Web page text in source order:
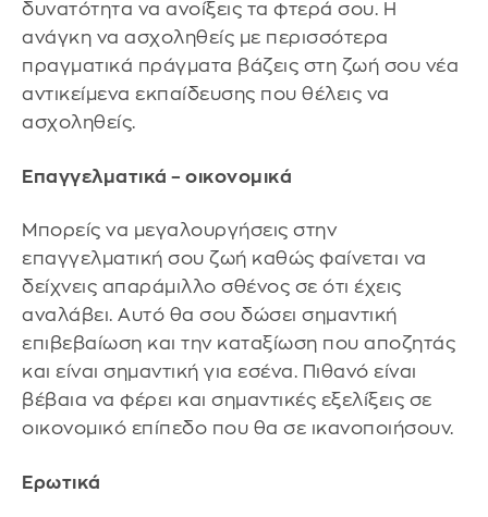
δυνατότητα να ανοίξεις τα φτερά σου. Η
ανάγκη να ασχοληθείς με περισσότερα
πραγματικά πράγματα βάζεις στη ζωή σου νέα
αντικείμενα εκπαίδευσης που θέλεις να
ασχοληθείς.
Επαγγελματικά – οικονομικά
Μπορείς να μεγαλουργήσεις στην
επαγγελματική σου ζωή καθώς φαίνεται να
δείχνεις απαράμιλλο σθένος σε ότι έχεις
αναλάβει. Αυτό θα σου δώσει σημαντική
επιβεβαίωση και την καταξίωση που αποζητάς
και είναι σημαντική για εσένα. Πιθανό είναι
βέβαια να φέρει και σημαντικές εξελίξεις σε
οικονομικό επίπεδο που θα σε ικανοποιήσουν.
Ερωτικά